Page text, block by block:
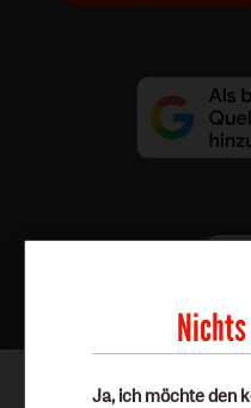
Ja, ich möchte den